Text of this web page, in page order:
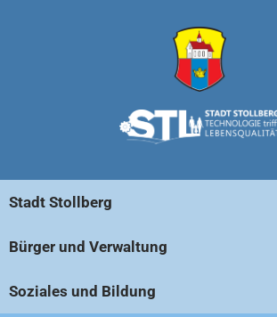
Stadt Stollberg
Bürger und Verwaltung
Soziales und Bildung